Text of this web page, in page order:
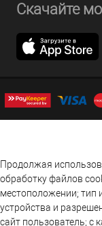
Скачайте
Продолжая
обработку файлов
местоположении; тип
устройства и
сайт пользователь; с